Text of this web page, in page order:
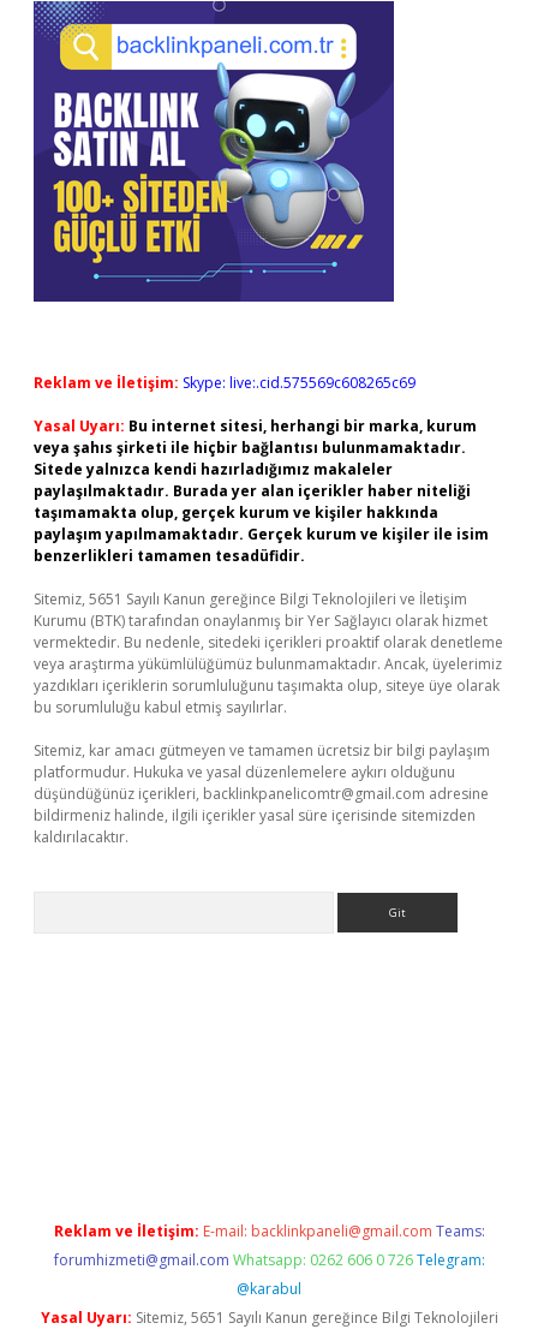
Reklam ve İletişim: Skype: live:.cid.575569c608265c69
Yasal Uyarı: Bu internet sitesi, herhangi bir marka, kurum
veya şahıs şirketi ile hiçbir bağlantısı bulunmamaktadır.
Sitede yalnızca kendi hazırladığımız makaleler
paylaşılmaktadır. Burada yer alan içerikler haber niteliği
taşımamakta olup, gerçek kurum ve kişiler hakkında
paylaşım yapılmamaktadır. Gerçek kurum ve kişiler ile isim
benzerlikleri tamamen tesadüfidir.
Sitemiz, 5651 Sayılı Kanun gereğince Bilgi Teknolojileri ve İletişim
Kurumu (BTK) tarafından onaylanmış bir Yer Sağlayıcı olarak hizmet
vermektedir. Bu nedenle, sitedeki içerikleri proaktif olarak denetleme
veya araştırma yükümlülüğümüz bulunmamaktadır. Ancak, üyelerimiz
yazdıkları içeriklerin sorumluluğunu taşımakta olup, siteye üye olarak
bu sorumluluğu kabul etmiş sayılırlar.
Sitemiz, kar amacı gütmeyen ve tamamen ücretsiz bir bilgi paylaşım
platformudur. Hukuka ve yasal düzenlemelere aykırı olduğunu
düşündüğünüz içerikleri, backlinkpanelicomtr@gmail.com adresine
bildirmeniz halinde, ilgili içerikler yasal süre içerisinde sitemizden
kaldırılacaktır.
Reklam ve İletişim: E-mail: backlinkpaneli@gmail.com Teams:
forumhizmeti@gmail.com Whatsapp: 0262 606 0 726 Telegram:
@karabul
Yasal Uyarı: Sitemiz, 5651 Sayılı Kanun gereğince Bilgi Teknolojileri